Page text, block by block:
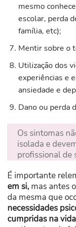
mesmo
escolar, perda
família, etc);
Mentir sobre o
Utilização dos
experiências e
ansiedade e
Dano ou perda
Os sintomas
isolada e
profissional de
É importante
em si, mas antes
da mesma que
necessidades
cumpridas na